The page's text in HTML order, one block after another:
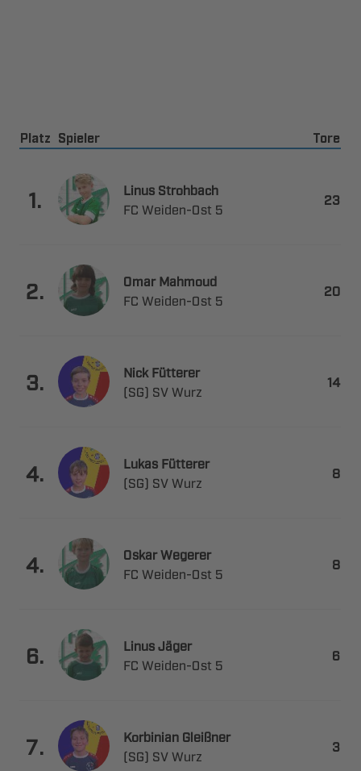
Platz Spieler Tore
.
 
 ​ 

.
 
 ​ 

.
 
  

.
 
  

.
 
 ​ 

.
 
 ​ 

.
 
  
